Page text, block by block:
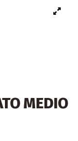
MEDIO